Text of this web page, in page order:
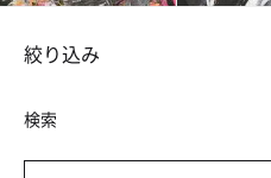
絞り込み
検索